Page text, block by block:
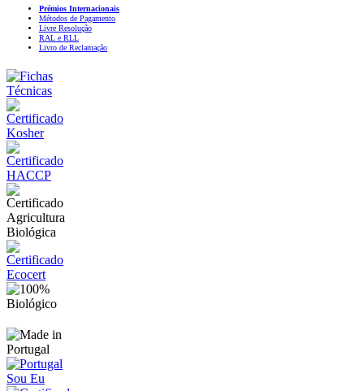
Prémios Internacionais
Métodos de Pagamento
Livre Resolução
RAL e RLL
Livro de Reclamação